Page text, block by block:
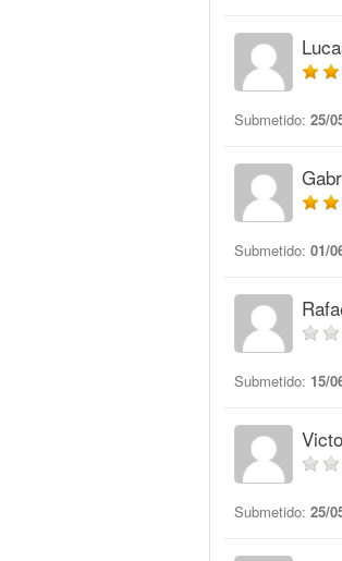
Submetido: 25/
Submetido: 01/
Submetido: 15/
Submetido: 25/